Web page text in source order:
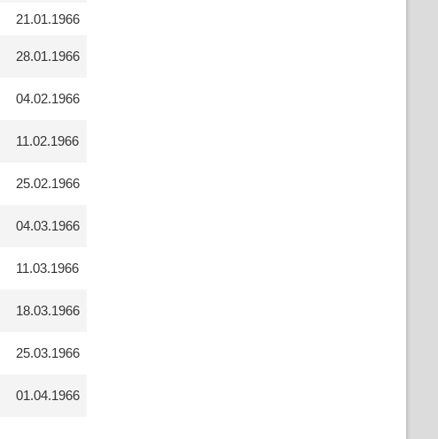
21.01.1966
28.01.1966
04.02.1966
11.02.1966
25.02.1966
04.03.1966
11.03.1966
18.03.1966
25.03.1966
01.04.1966